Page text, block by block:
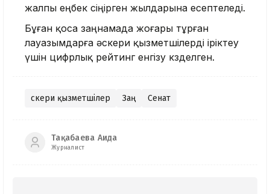
жалпы еңбек сіңірген жылдарына есептеледі.
Бұған қоса заңнамада жоғары тұрған
лауазымдарға әскери қызметшілерді іріктеу
үшін цифрлық рейтинг енгізу көзделген.
Әскери қызметшілер Заң Сенат
Тақабаева Аида
Журналист